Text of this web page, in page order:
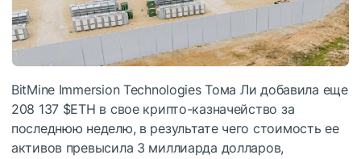
BitMine Immersion Technologies Тома Ли добавила еще
208 137 $ETH в свое крипто-казначейство за
последнюю неделю, в результате чего стоимость ее
активов превысила 3 миллиарда долларов,